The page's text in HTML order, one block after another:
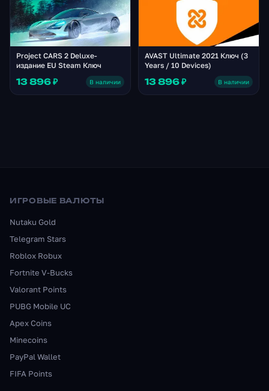
Project CARS 2 Deluxe-
издание EU Steam Ключ
13 896 ₽ В наличии
AVAST Ultimate 2021 Ключ (3
Years / 10 Devices)
13 896 ₽ В наличии
ИГРОВЫЕ ВАЛЮТЫ
Nutaku Gold
Telegram Stars
Roblox Robux
Fortnite V-Bucks
Valorant Points
PUBG Mobile UC
Apex Coins
Minecoins
PayPal Wallet
FIFA Points